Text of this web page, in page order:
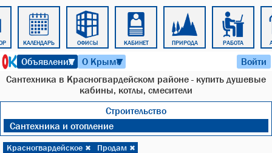
КАЛЕНДАРЬ ОФИСЫ КАБИНЕТ ПРИРОДА РАБОТА
Объявления
▼ О Крыме
▼ Войти
Сантехника в Красногвардейском районе - купить душевые
кабины, котлы, смесители
Строительство
Сантехника и отопление
Красногвардейское ✖ Продам ✖